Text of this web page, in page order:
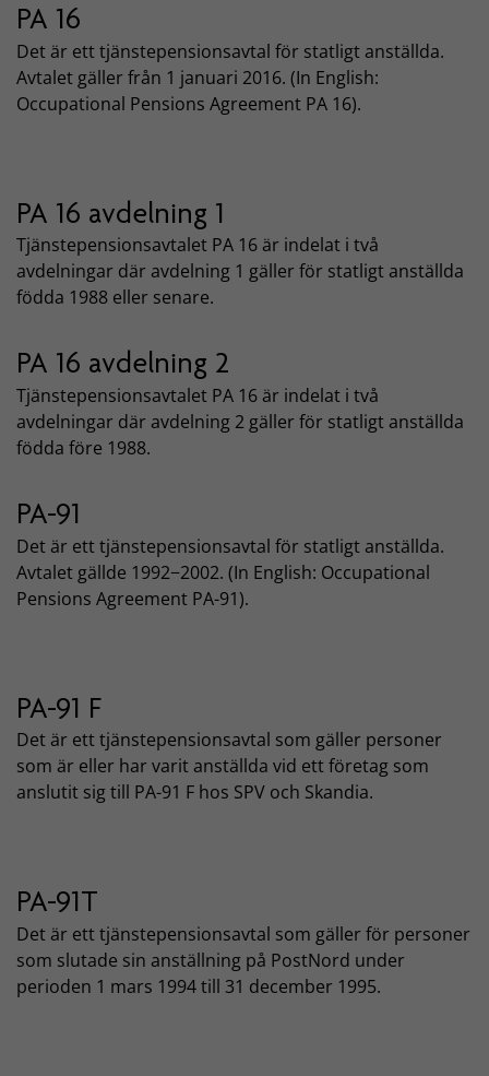
PA 16
Det är ett tjänstepensionsavtal för statligt anställda.
Avtalet gäller från 1 januari 2016. (In English:
Occupational Pensions Agreement PA 16).
PA 16 avdelning 1
Tjänstepensionsavtalet PA 16 är indelat i två
avdelningar där avdelning 1 gäller för statligt anställda
födda 1988 eller senare.
PA 16 avdelning 2
Tjänstepensionsavtalet PA 16 är indelat i två
avdelningar där avdelning 2 gäller för statligt anställda
födda före 1988.
PA-91
Det är ett tjänstepensionsavtal för statligt anställda.
Avtalet gällde 1992−2002. (In English: Occupational
Pensions Agreement PA-91).
PA-91 F
Det är ett tjänstepensionsavtal som gäller personer
som är eller har varit anställda vid ett företag som
anslutit sig till PA-91 F hos SPV och Skandia.
PA-91T
Det är ett tjänstepensionsavtal som gäller för personer
som slutade sin anställning på PostNord under
perioden 1 mars 1994 till 31 december 1995.